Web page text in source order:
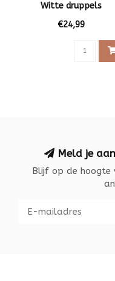
Witte druppels
€24,99
Meld je
Blijf op de hoogte